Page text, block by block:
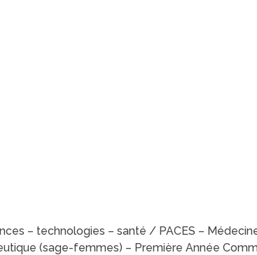
– technologies – santé / PACES –
(sage-femmes) – Première Année